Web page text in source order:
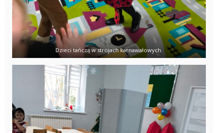
Dzieci tańczą w strojach karnawałowych.